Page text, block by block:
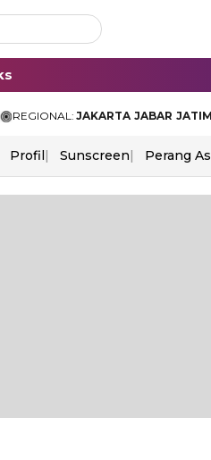
REGIONAL: JAKARTA JABAR JATIM
Profil Sunscreen Perang